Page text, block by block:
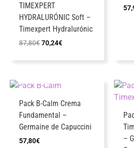
TIMEXPERT
HYDRALURÓNIC Soft –
Timexpert Hydralurónic
87,80€El
original
70,24€El
actual
Pack B-Calm Crema
Fundamental –
Germaine de Capuccini
57,80€
–